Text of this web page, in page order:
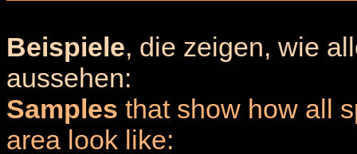
Beispiele, die zeigen, wie
aussehen:
Samples that show how all
area look like: